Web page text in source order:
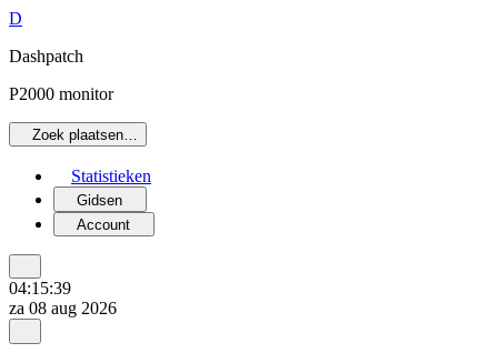
D
Dashpatch
P2000 monitor
Zoek plaatsen…
Statistieken
Gidsen
Account
04:15:39
za 08 aug 2026